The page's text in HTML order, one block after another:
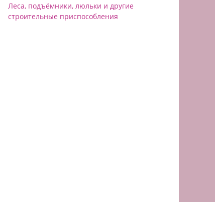
Леса, подъёмники, люльки и другие
строительные приспособления